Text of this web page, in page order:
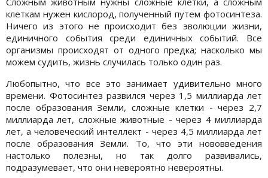
клеткам нужен кислород, полученный путем фотосинтеза.
Ничего из этого не происходит без эволюции жизни,
единичного события среди единичных событий. Все
организмы происходят от одного предка; насколько мы
можем судить, жизнь случилась только один раз.
Любопытно, что все это занимает удивительно много
времени. Фотосинтез развился через 1,5 миллиарда лет
после образования Земли, сложные клетки - через 2,7
миллиарда лет, сложные животные - через 4 миллиарда
лет, а человеческий интеллект - через 4,5 миллиарда лет
после образования Земли. То, что эти нововведения
настолько полезны, но так долго развивались,
подразумевает, что они невероятно невероятны.